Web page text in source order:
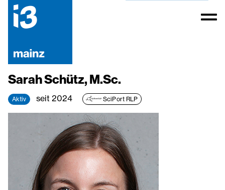
Sarah Schütz, M.Sc.
Aktiv seit 2024 SciPort RLP